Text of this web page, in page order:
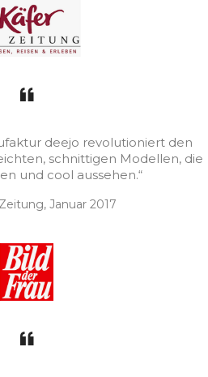
deejo revolutioniert den
schnittigen Modellen, die
und cool aussehen.“
Januar 2017